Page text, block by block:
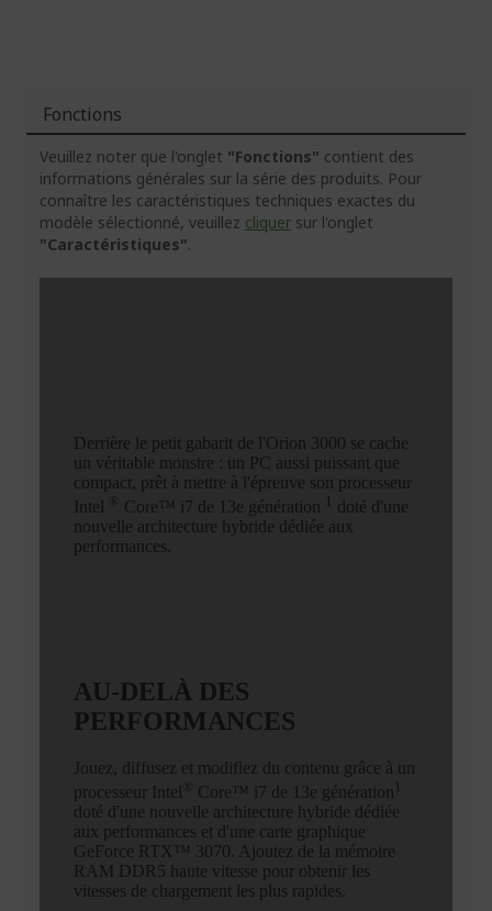
Fonctions
Veuillez noter que l'onglet "Fonctions" contient des
informations générales sur la série des produits. Pour
connaître les caractéristiques techniques exactes du
modèle sélectionné, veuillez cliquer sur l'onglet
"Caractéristiques".